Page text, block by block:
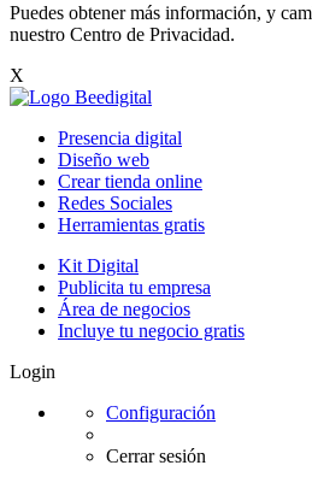
Puedes obtener más información, y
nuestro Centro de Privacidad.
X
Presencia digital
Diseño web
Crear tienda online
Redes Sociales
Herramientas gratis
Kit Digital
Publicita tu empresa
Área de negocios
Incluye tu negocio gratis
Login
Configuración
Cerrar sesión